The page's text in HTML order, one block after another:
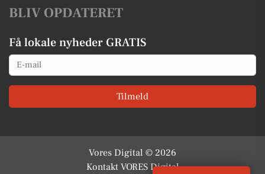
BLIV OPDATERET
Få lokale nyheder GRATIS
Email
Tilmeld
Vores Digital © 2026
Kontakt VORES Digital